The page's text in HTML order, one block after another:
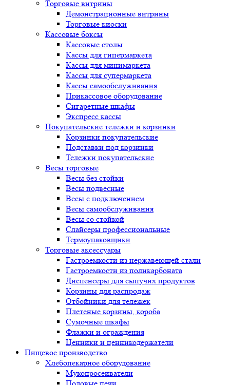
Торговые витрины
Демонстрационные витрины
Торговые киоски
Кассовые боксы
Кассовые столы
Кассы для гипермаркета
Кассы для минимаркета
Кассы для супермаркета
Кассы самообслуживания
Прикассовое оборудование
Сигаретные шкафы
Экспресс кассы
Покупательские тележки и корзинки
Корзинки покупательские
Подставки под корзинки
Тележки покупательские
Весы торговые
Весы без стойки
Весы подвесные
Весы с подключением
Весы самообслуживания
Весы со стойкой
Слайсеры профессиональные
Термоупаковщики
Торговые аксессуары
Гастроемкости из нержавеющей стали
Гастроемкости из поликарбоната
Диспенсеры для сыпучих продуктов
Корзины для распродаж
Отбойники для тележек
Плетеные корзины, короба
Сумочные шкафы
Флажки и ограждения
Ценники и ценникодержатели
Пищевое производство
Хлебопекарное оборудование
Мукопросеиватели